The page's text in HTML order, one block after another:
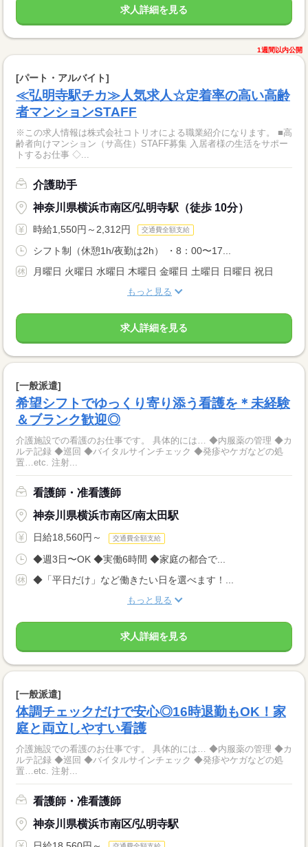
求人詳細を見る
1週間以内公開
[パート・アルバイト]
≪弘明寺駅チカ≫人気求人☆定着率の高い高齢
者マンションSTAFF
※この求人情報は株式会社コトリオによる職業紹介になります。 ■高
齢者向けマンション（サ高住）STAFF募集 入居者様の生活をサポー
トするお仕事 ◇...
介護助手
神奈川県横浜市南区/弘明寺駅（徒歩 10分）
時給1,550円～2,312円 交通費全額支給
シフト制（休憩1h/夜勤は2h） ・8：00〜17...
月曜日 火曜日 水曜日 木曜日 金曜日 土曜日 日曜日 祝日
もっと見る
求人詳細を見る
[一般派遣]
希望シフトでゆっくり寄り添う看護を＊未経験
＆ブランク歓迎◎
介護施設での看護のお仕事です。 具体的には… ◆内服薬の管理 ◆カ
ルテ記録 ◆巡回 ◆バイタルサインチェック ◆発疹やケガなどの処
置…etc. 注射...
看護師・准看護師
神奈川県横浜市南区/南太田駅
日給18,560円～ 交通費全額支給
◆週3日〜OK ◆実働6時間 ◆家庭の都合で...
◆「平日だけ」など働きたい日を選べます！...
もっと見る
求人詳細を見る
[一般派遣]
体調チェックだけで安心◎16時退勤もOK！家
庭と両立しやすい看護
介護施設での看護のお仕事です。 具体的には… ◆内服薬の管理 ◆カ
ルテ記録 ◆巡回 ◆バイタルサインチェック ◆発疹やケガなどの処
置…etc. 注射...
看護師・准看護師
神奈川県横浜市南区/弘明寺駅